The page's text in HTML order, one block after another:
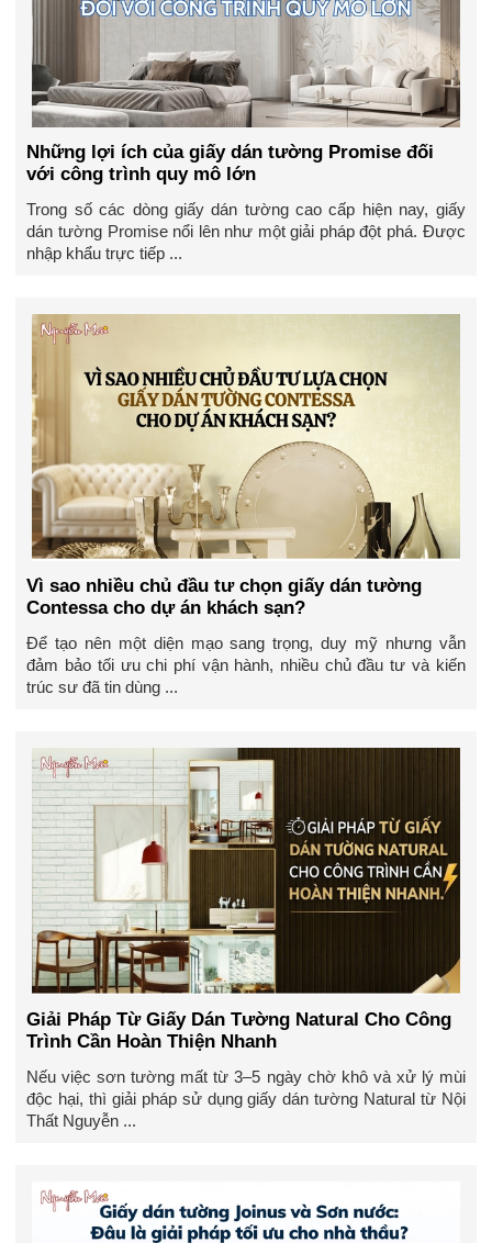
Những lợi ích của giấy dán tường Promise đối
với công trình quy mô lớn
Trong số các dòng giấy dán tường cao cấp hiện nay, giấy
dán tường Promise nổi lên như một giải pháp đột phá. Được
nhập khẩu trực tiếp ...
Vì sao nhiều chủ đầu tư chọn giấy dán tường
Contessa cho dự án khách sạn?
Để tạo nên một diện mạo sang trọng, duy mỹ nhưng vẫn
đảm bảo tối ưu chi phí vận hành, nhiều chủ đầu tư và kiến
trúc sư đã tin dùng ...
Giải Pháp Từ Giấy Dán Tường Natural Cho Công
Trình Cần Hoàn Thiện Nhanh
Nếu việc sơn tường mất từ 3–5 ngày chờ khô và xử lý mùi
độc hại, thì giải pháp sử dụng giấy dán tường Natural từ Nội
Thất Nguyễn ...